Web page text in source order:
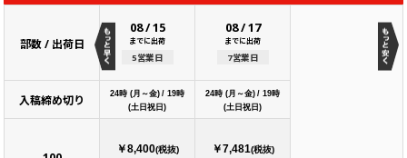
部数 / 出荷日
08/15
までに出荷
5営業日
08/17
までに出荷
7営業日
入稿締め切り 24時 (月～金) / 19時
(土日祝日)
24時 (月～金) / 19時
(土日祝日)
￥8,400(税抜)
￥7,481(税抜)